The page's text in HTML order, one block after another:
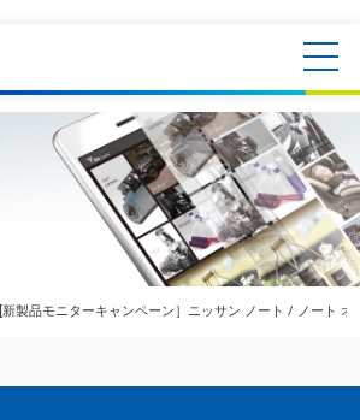
[新製品モニターキャンペーン］ニッサン ノート / ノート